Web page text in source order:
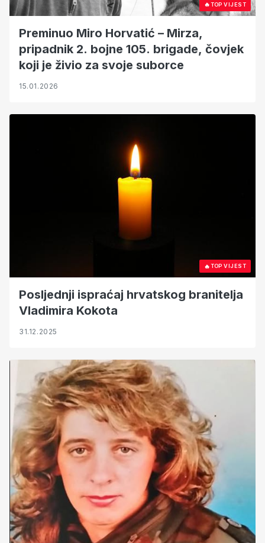
🔥TOP VIJEST
Preminuo Miro Horvatić – Mirza,
pripadnik 2. bojne 105. brigade, čovjek
koji je živio za svoje suborce
15.01.2026
🔥TOP VIJEST
Posljednji ispraćaj hrvatskog branitelja
Vladimira Kokota
31.12.2025